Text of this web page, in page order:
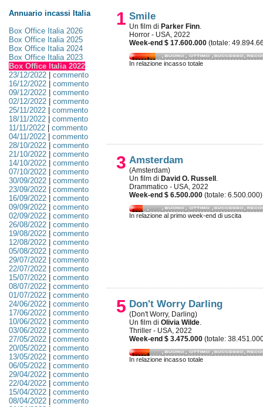
Annuario incassi Italia
Box Office Italia 2026
Box Office Italia 2025
Box Office Italia 2024
Box Office Italia 2023
Box Office Italia 2022
23/12/2022| commento
16/12/2022| commento
09/12/2022| commento
02/12/2022| commento
25/11/2022| commento
18/11/2022| commento
11/11/2022| commento
04/11/2022| commento
28/10/2022| commento
21/10/2022| commento
14/10/2022| commento
07/10/2022| commento
30/09/2022| commento
23/09/2022| commento
16/09/2022| commento
09/09/2022| commento
02/09/2022| commento
26/08/2022| commento
19/08/2022| commento
12/08/2022| commento
05/08/2022| commento
29/07/2022| commento
22/07/2022| commento
15/07/2022| commento
08/07/2022| commento
01/07/2022| commento
24/06/2022| commento
17/06/2022| commento
10/06/2022| commento
03/06/2022| commento
27/05/2022| commento
20/05/2022| commento
13/05/2022| commento
06/05/2022| commento
29/04/2022| commento
22/04/2022| commento
15/04/2022| commento
08/04/2022| commento
1 Smile
Un film di Parker Finn.
Horror - USA, 2022
Week-end $ 17.600.000 (totale:
In relazione incasso totale
3 Amsterdam
(Amsterdam)
Un film di David O. Russell .
Drammatico - USA, 2022
Week-end $ 6.500.000 (totale: 6.500.000)
In relazione al primo week-end di uscita
5 Don't Worry Darling
(Don't Worry, Darling)
Un film diOlivia Wilde.
Thriller - USA, 2022
Week-end $ 3.475.000 (totale:
In relazione incasso totale